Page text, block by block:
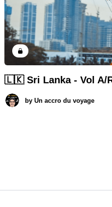
🇱🇰 Sri Lanka - Vol A/
by Un accro du voyage